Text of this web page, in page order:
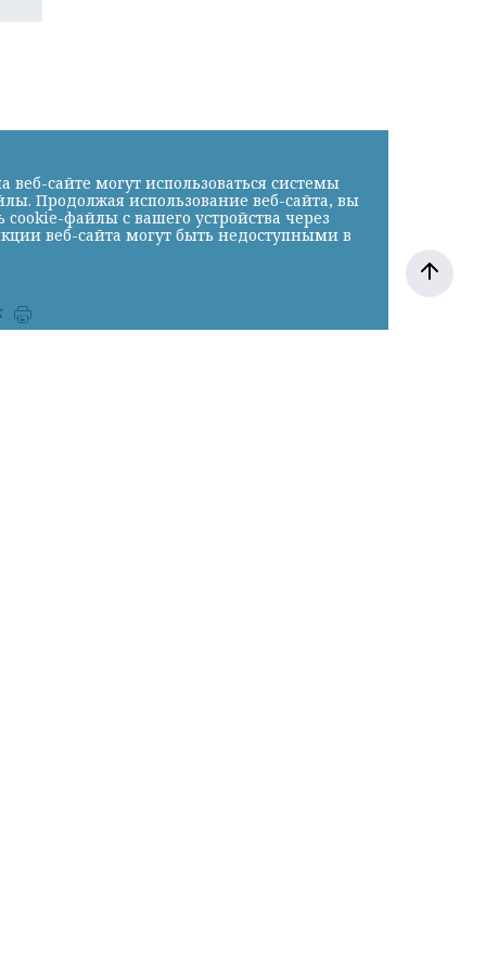
сайте могут использоваться системы
Продолжая использование веб-сайта, вы
файлы с вашего устройства через
веб-сайта могут быть недоступными в